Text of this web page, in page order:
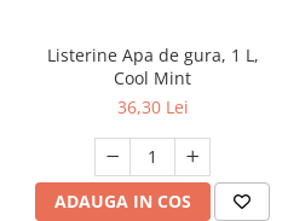
Listerine Apa de gura, 1 L,
Cool Mint
36,30 Lei
ADAUGA IN COS